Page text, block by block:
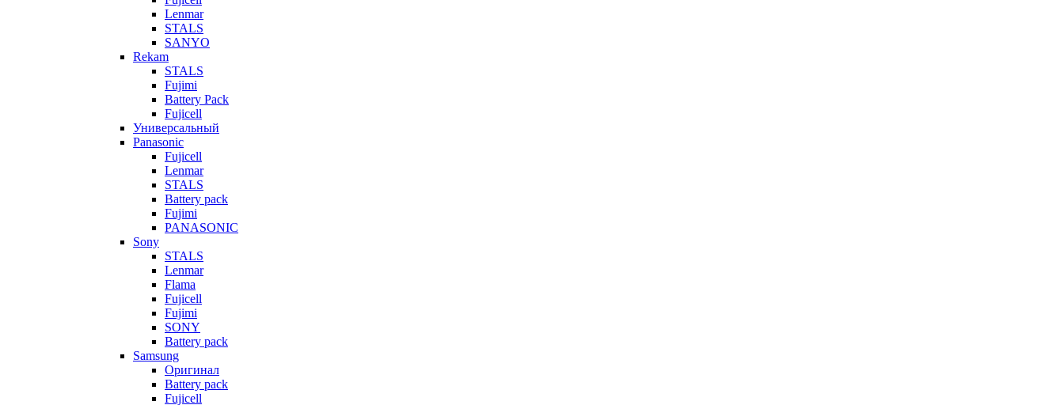
Lenmar
STALS
SANYO
Rekam
STALS
Fujimi
Battery Pack
Fujicell
Универсальный
Panasonic
Fujicell
Lenmar
STALS
Battery pack
Fujimi
PANASONIC
Sony
STALS
Lenmar
Flama
Fujicell
Fujimi
SONY
Battery pack
Samsung
Оригинал
Battery pack
Fujicell